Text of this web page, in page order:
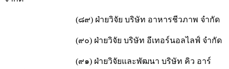
(๘๙) ฝ่ายวิจัย บริษัท อาหารชีวภาพ จำกัด
(๙๐) ฝ่ายวิจัย บริษัท อีเทอร์นอลไลฟ์ จำกัด
(๙๑) ฝ่ายวิจัยและพัฒนา บริษัท คิว อาร์